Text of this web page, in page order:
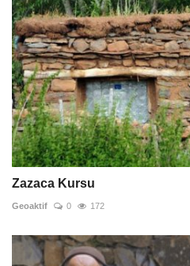
Zazaca Kursu
Geoaktif 0 172